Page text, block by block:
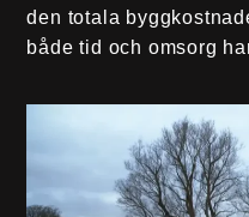
den totala
både tid och omsorg